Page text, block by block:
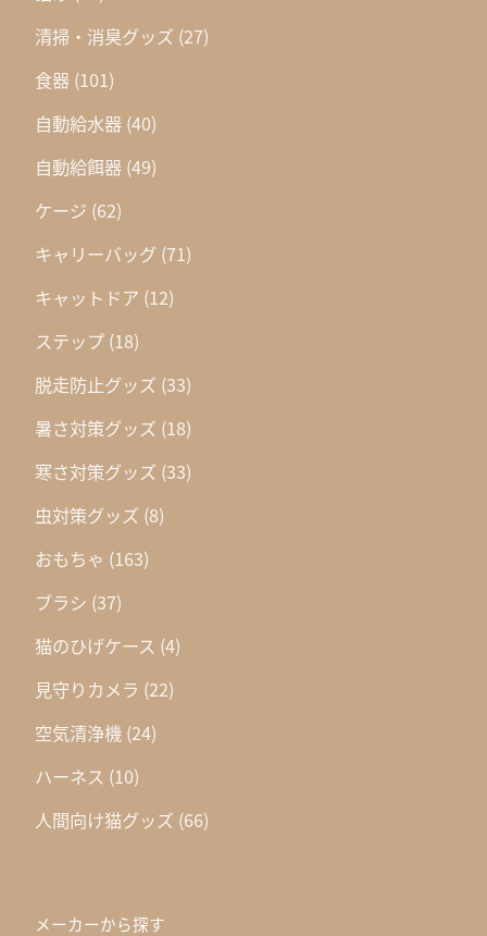
清掃・消臭グッズ (27)
食器 (101)
自動給水器 (40)
自動給餌器 (49)
ケージ (62)
キャリーバッグ (71)
キャットドア (12)
ステップ (18)
脱走防止グッズ (33)
暑さ対策グッズ (18)
寒さ対策グッズ (33)
虫対策グッズ (8)
おもちゃ (163)
ブラシ (37)
猫のひげケース (4)
見守りカメラ (22)
空気清浄機 (24)
ハーネス (10)
人間向け猫グッズ (66)
メーカーから探す